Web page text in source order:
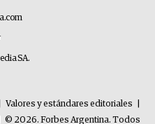
SA.
Valores y estándares editoriales
© 2026. Forbes Argentina. Todos